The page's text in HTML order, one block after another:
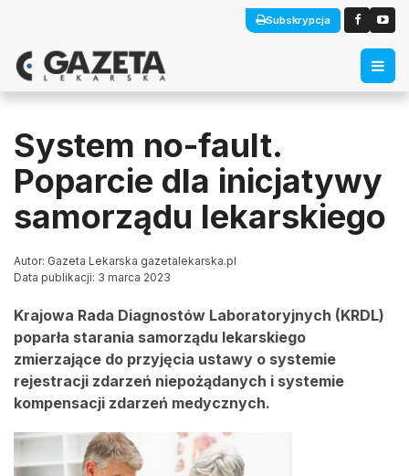
Subskrypcja
System no-fault.
Poparcie dla inicjatywy
samorządu lekarskiego
Autor: Gazeta Lekarska gazetalekarska.pl
Data publikacji: 3 marca 2023
Krajowa Rada Diagnostów Laboratoryjnych (KRDL)
poparła starania samorządu lekarskiego
zmierzające do przyjęcia ustawy o systemie
rejestracji zdarzeń niepożądanych i systemie
kompensacji zdarzeń medycznych.